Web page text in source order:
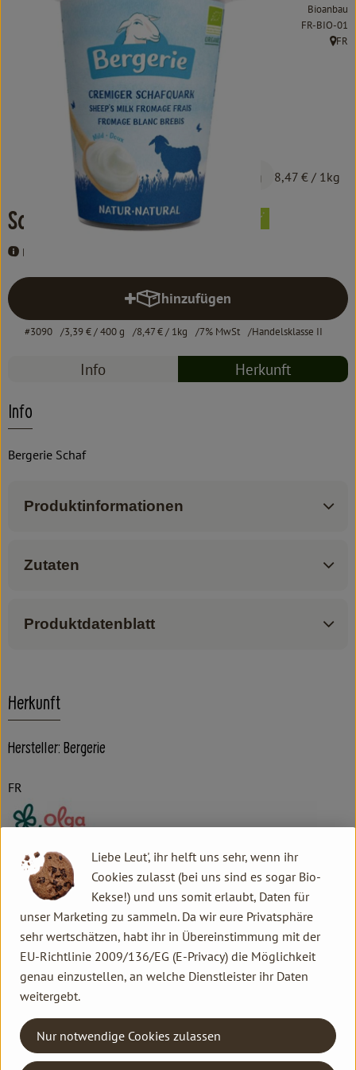
Süß & Pikant
Getränke
Haushalt
Erleben
Schaf Quark natur 400g
Bergerie Schaf
3,39 € / 400 g 8,47 € / 1kg
Bioanbau
,FR-BIO-01
,FR
hinzufügen
Produkt zum Warenkorb
#3090 3,39 €/ 400 g 8,47 €/ 1kg 7% MwSt Handelsklasse II
Info Herkunft
Info
Bergerie Schaf
Produktinformationen
Zutaten
Produktdatenblatt
Herkunft
Hersteller: Bergerie
FR
Olga Deutschland GmbH
D 80686 München
Seit mehr als 25 Jahren engagieren wir uns für eine
ökologische Produktion, die Umwelt, Tiere und Menschen
respektiert. Entdecken Sie mit Bergerie den milden und feinen
Geschmack der biologischen Schaf- und Ziegenmilch,
hergestellt in Frankreich. Eine hervorragende Alternative zu
Kuhmilch sowie gute Protein- und Kalziumquelle.
Die Schafmilch wird von Bio-Schäfereien nahe der Produktion
in einem von UNESCO zum Welterbe erklärten Gebiet (les
Liebe Leut', ihr helft uns sehr, wenn ihr
Cookies zulasst (bei uns sind es sogar Bio-
Kekse!) und uns somit erlaubt, Daten für
unser Marketing zu sammeln. Da wir eure Privatsphäre
sehr wertschätzen, habt ihr in Übereinstimmung mit der
EU-Richtlinie 2009/136/EG (E-Privacy) die Möglichkeit
genau einzustellen, an welche Dienstleister ihr Daten
weitergebt.
Nur notwendige Cookies zulassen